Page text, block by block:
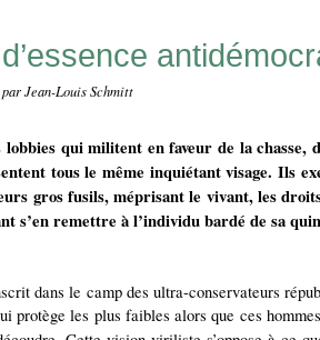
par Jean-Louis Schmitt
lobbies qui militent en faveur de la
tous le même inquiétant visage. Ils
gros fusils, méprisant le vivant, les
s’en remettre à l’individu bardé de sa
dans le camp des ultra-conservateurs
protège les plus faibles alors que ces